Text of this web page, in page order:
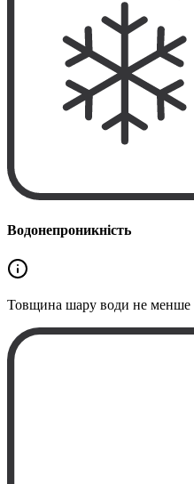
Водонепроникність
Товщина шару води не менше